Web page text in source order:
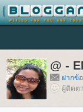
@ -
ฝากข้
ผู้ติดต